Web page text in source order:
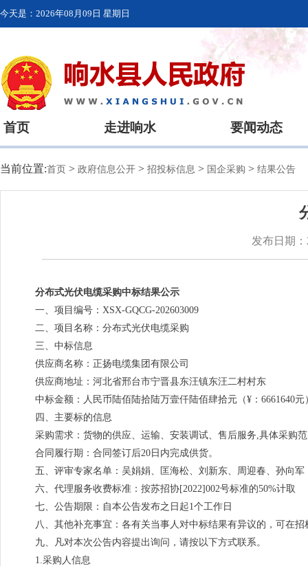
今天是： 2026年08月09日 星期日
首页 走进响水 要闻动态
当前位置:首页 > 政府信息公开 > 招投标信息 > 国企采购 > 结果公告
发布日期
分布式光伏电缆采购中标结果公示
一、项目编号：XSX-GQCG-202603009
二、项目名称：分布式光伏电缆采购
三、中标信息
供应商名称：正扬电缆集团有限公司
供应商地址：河北省邢台市宁晋县东汪镇东汪二村村东
中标金额：人民币陆佰陆拾陆万壹仟陆佰肆拾元（¥：6661640元
四、主要标的信息
采购需求：货物的供应、运输、安装调试、售后服务,具体采购
合同履行期：合同签订后20日内完成供货。
五、评审专家名单：吴娟娟、匡海松、刘新东、周迎春、孙向军
六、代理服务收费标准：按苏招协[2022]002号标准的50%计取
七、公告期限：自本公告发布之日起1个工作日
八、其他补充事宜：各有关当事人对中标结果有异议的，可在
九、凡对本次公告内容提出询问，请按以下方式联系。
1.采购人信息